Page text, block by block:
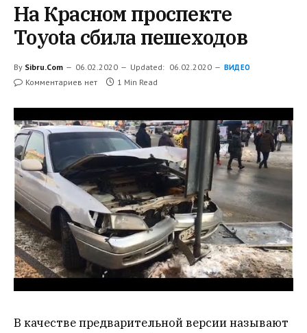
На Красном проспекте
Toyota сбила пешеходов
By Sibru.Com 06.02.2020 Updated: 06.02.2020 ВИДЕО
Комментариев нет 1 Min Read
В качестве предварительной версии называют